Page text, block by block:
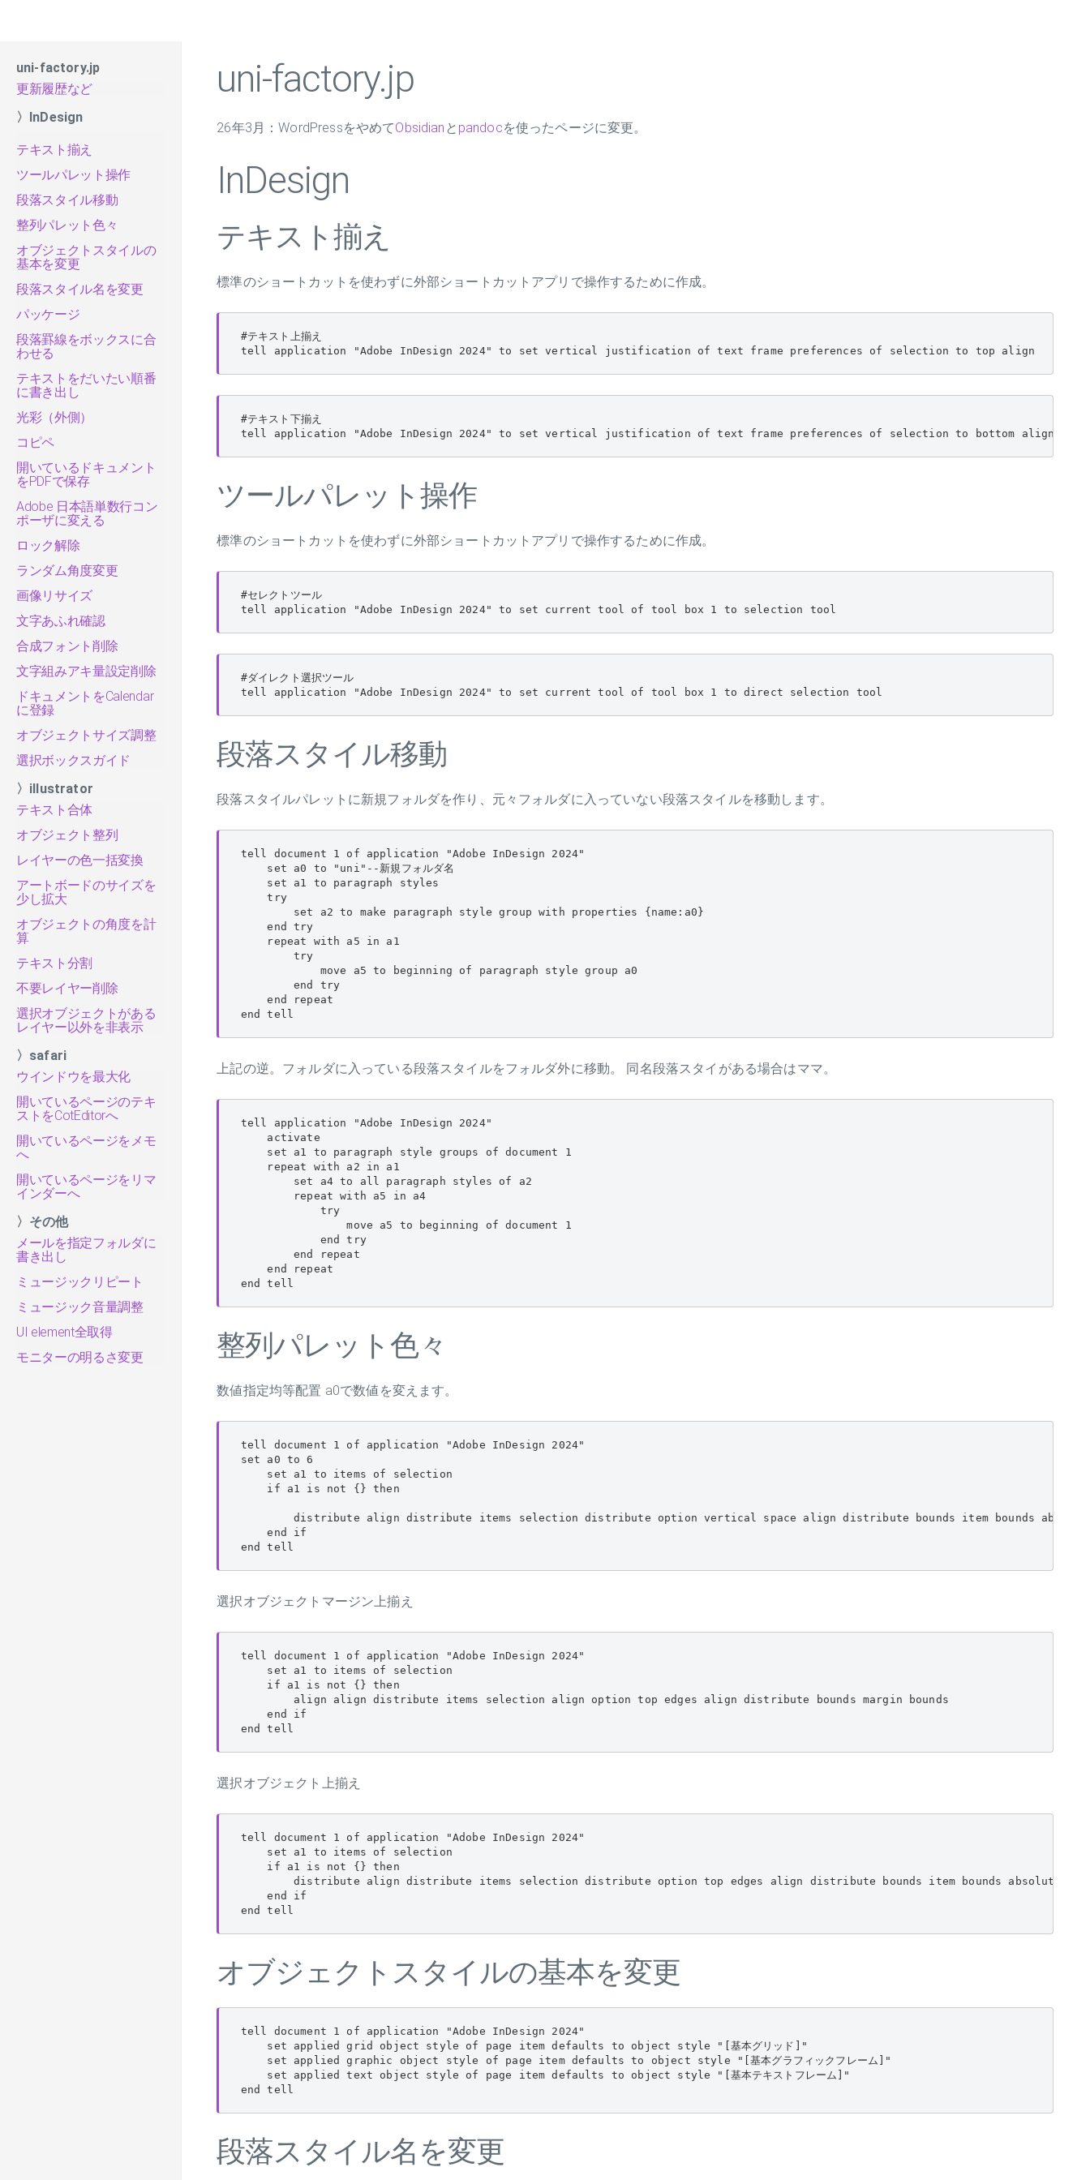
uni-factory.jp
更新履歴など
〉InDesign
テキスト揃え
ツールパレット操作
段落スタイル移動
整列パレット色々
オブジェクトスタイルの
基本を変更
段落スタイル名を変更
パッケージ
段落罫線をボックスに合
わせる
テキストをだいたい順番
に書き出し
光彩（外側）
コピペ
開いているドキュメント
をPDFで保存
Adobe 日本語単数行コン
ポーザに変える
ロック解除
ランダム角度変更
画像リサイズ
文字あふれ確認
合成フォント削除
文字組みアキ量設定削除
ドキュメントをCalendar
に登録
オブジェクトサイズ調整
選択ボックスガイド
〉illustrator
テキスト合体
オブジェクト整列
レイヤーの色一括変換
アートボードのサイズを
少し拡大
オブジェクトの角度を計
算
テキスト分割
不要レイヤー削除
選択オブジェクトがある
レイヤー以外を非表示
〉safari
ウインドウを最大化
開いているページのテキ
ストをCotEditorへ
開いているページをメモ
へ
開いているページをリマ
インダーへ
〉その他
メールを指定フォルダに
書き出し
ミュージックリピート
ミュージック音量調整
UI element全取得
モニターの明るさ変更
uni-factory.jp
26年3月：WordPressをやめてObsidian と pandocを使ったページに変更。
InDesign
テキスト揃え
標準のショートカットを使わずに外部ショートカットアプリで操作するために作成。
#テキスト上揃え
tell application "Adobe InDesign 2024" to set vertical justification of text frame preferences of selection to top align
#テキスト下揃え
tell application "Adobe InDesign 2024" to set vertical justification of text frame preferences of selection to bottom align
ツールパレット操作
標準のショートカットを使わずに外部ショートカットアプリで操作するために作成。
#セレクトツール
tell application "Adobe InDesign 2024" to set current tool of tool box 1 to selection tool
#ダイレクト選択ツール
tell application "Adobe InDesign 2024" to set current tool of tool box 1 to direct selection tool
段落スタイル移動
段落スタイルパレットに新規フォルダを作り、元々フォルダに入っていない段落スタイルを移動します。
tell document 1 of application "Adobe InDesign 2024"
    set a0 to "uni"--新規フォルダ名
    set a1 to paragraph styles
    try
        set a2 to make paragraph style group with properties {name:a0}
    end try
    repeat with a5 in a1
        try
            move a5 to beginning of paragraph style group a0
        end try
    end repeat
end tell
上記の逆。フォルダに入っている段落スタイルをフォルダ外に移動。 同名段落スタイがある場合はママ。
tell application "Adobe InDesign 2024"
    activate
    set a1 to paragraph style groups of document 1
    repeat with a2 in a1
        set a4 to all paragraph styles of a2
        repeat with a5 in a4
            try
                move a5 to beginning of document 1
            end try
        end repeat
    end repeat
end tell
整列パレット色々
数値指定均等配置 a0で数値を変えます。
tell document 1 of application "Adobe InDesign 2024"
set a0 to 6
    set a1 to items of selection
    if a1 is not {} then
distribute align distribute items selection distribute option vertical space align distribute bounds item bounds
    end if
end tell
選択オブジェクトマージン上揃え
tell document 1 of application "Adobe InDesign 2024"
    set a1 to items of selection
    if a1 is not {} then
        align align distribute items selection align option top edges align distribute bounds margin bounds
    end if
end tell
選択オブジェクト上揃え
tell document 1 of application "Adobe InDesign 2024"
    set a1 to items of selection
    if a1 is not {} then
distribute align distribute items selection distribute option top edges align distribute bounds item bounds absolute
    end if
end tell
オブジェクトスタイルの基本を変更
tell document 1 of application "Adobe InDesign 2024"
    set applied grid object style of page item defaults to object style "[基本グリッド]"
    set applied graphic object style of page item defaults to object style "[基本グラフィックフレーム]"
    set applied text object style of page item defaults to object style "[基本テキストフレーム]"
end tell
段落スタイル名を変更